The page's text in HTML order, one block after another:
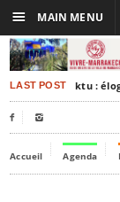
LAST POSTTimbuktu :
 
Accueil Agenda
☰ MAIN MENU